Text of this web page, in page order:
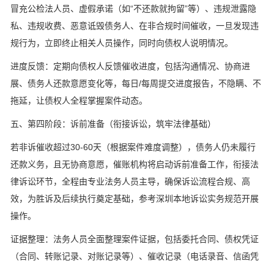
冒充公检法人员、虚假承诺（如“不还款就拘留”等）、违规泄露隐
私、违规收费、恶意诋毁债务人、在非合规时间催收，一旦发现违
规行为，立即终止相关人员操作，同时向债权人说明情况。
进度反馈：定期向债权人反馈催收进度，包括沟通情况、协商进
展、债务人还款意愿变化等，每日/每周提交进度报告，不隐瞒、不
拖延，让债权人全程掌握案件动态。
五、第四阶段：诉前准备（衔接诉讼，筑牢法律基础）
若非诉催收超过30-60天（根据案件难度调整），债务人仍未履行
还款义务，且无协商意愿，催账机构将启动诉前准备工作，衔接法
律诉讼环节，全程由专业法务人员主导，确保诉讼流程合规、高
效，为胜诉及后续执行奠定基础，参考深圳本地诉讼实务规范开展
操作。
证据整理：法务人员全面整理案件证据，包括委托合同、债权凭证
（合同、转账记录、对账记录等）、催收记录（电话录音、信函凭